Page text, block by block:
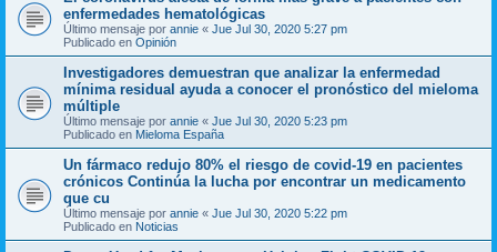
enfermedades hematológicas
Último mensaje por annie « Jue Jul 30, 2020 5:27 pm
Publicado en Opinión
Investigadores demuestran que analizar la enfermedad
mínima residual ayuda a conocer el pronóstico del mieloma
múltiple
Último mensaje por annie « Jue Jul 30, 2020 5:23 pm
Publicado en Mieloma España
Un fármaco redujo 80% el riesgo de covid-19 en pacientes
crónicos Continúa la lucha por encontrar un medicamento
que cu
Último mensaje por annie « Jue Jul 30, 2020 5:22 pm
Publicado en Noticias